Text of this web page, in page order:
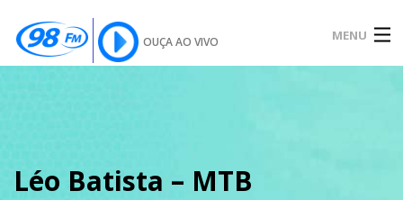
OUÇA AO VIVO MENU
SOBRE
Léo Batista – MTB